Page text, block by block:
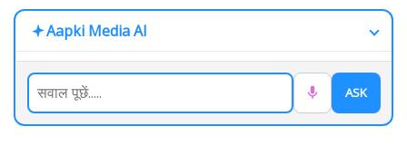
Aapki Media AI
ASK